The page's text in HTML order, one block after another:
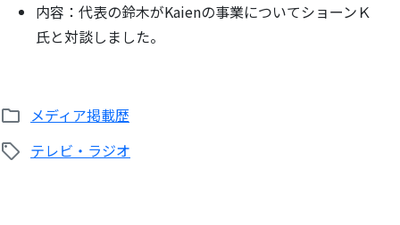
内容：代表の鈴木がKaienの事業についてショーンＫ
氏と対談しました。
メディア掲載歴
テレビ・ラジオ